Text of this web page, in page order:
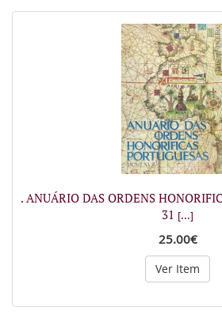
. ANUÁRIO DAS ORDENS
31 [...]
25.00€
Ver Item